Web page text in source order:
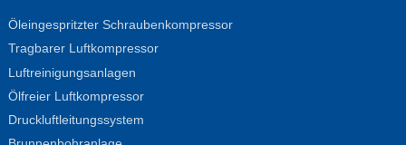
Öleingespritzter Schraubenkompressor
Tragbarer Luftkompressor
Luftreinigungsanlagen
Ölfreier Luftkompressor
Druckluftleitungssystem